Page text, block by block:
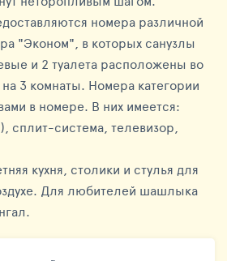
номера различной
"Эконом", в которых санузлы
и 2 туалета расположены во
3 комнаты. Номера категории
в номере. В них имеется:
сплит-система, телевизор,
кухня, столики и стулья для
Для любителей шашлыка